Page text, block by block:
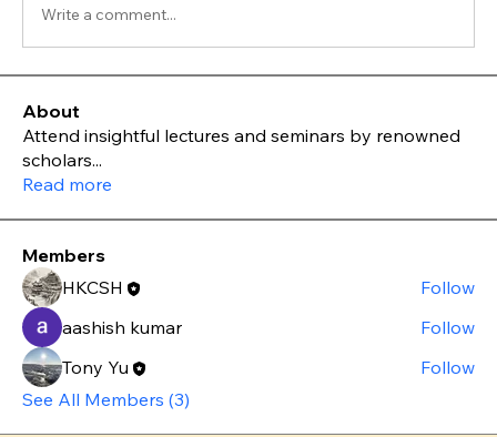
Write a comment...
About
Attend insightful lectures and seminars by renowned
scholars...
Read more
Members
HKCSH
Follow
aashish kumar
Follow
Tony Yu
Follow
See All Members (3)